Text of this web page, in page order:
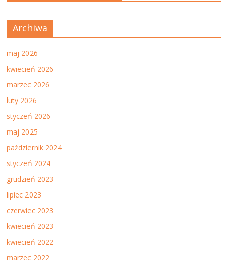
Archiwa
maj 2026
kwiecień 2026
marzec 2026
luty 2026
styczeń 2026
maj 2025
październik 2024
styczeń 2024
grudzień 2023
lipiec 2023
czerwiec 2023
kwiecień 2023
kwiecień 2022
marzec 2022